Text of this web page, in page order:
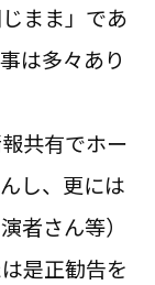
まま」であ
は多々あり
共有でホー
し、更には
者さん等）
是正勧告を